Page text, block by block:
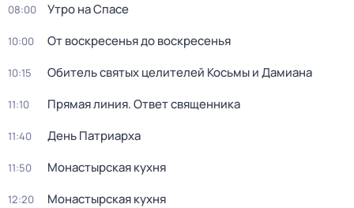
08:00 Утро на Спасе
10:00 От воскресенья до воскресенья
10:15 Обитель святых целителей Косьмы и Дамиана
11:10 Прямая линия. Ответ священника
11:40 Дeнь Патриаpха
11:50 Монастырская кухня
12:20 Монастырская кухня